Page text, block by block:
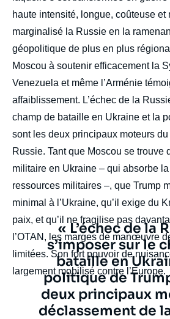
haute intensité, longue, coûteuse et
marginalisé la Russie en la
géopolitique de plus en plus
Moscou à soutenir efficacement la
Venezuela et même l’Arménie
affaiblissement. L’échec de la
champ de bataille en Ukraine et la
sont les deux principaux moteurs
Russie. Tant que Moscou se trouve
militaire en Ukraine – qui absorbe
ressources militaires –, que Trump
minimal à l’Ukraine, qu’il exige du
paix, et qu’il ne fragilise pas
l’OTAN, les marges de manœuvre
limitées. Son fort pouvoir de
largement mobilisé contre l’Europe.
Texte
citation
« L’échec de la
s’imposer sur le
bataille en
politique de
deux principaux
déclassement de